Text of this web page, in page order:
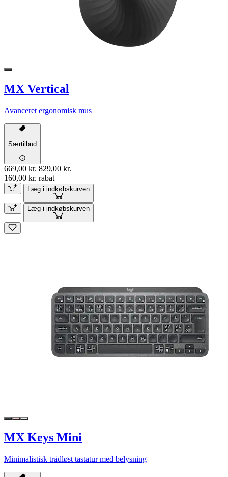
MX Vertical
Avanceret ergonomisk mus
Særtilbud
669,00 kr. 829,00 kr.
160,00 kr. rabat
Læg i indkøbskurven
Læg i indkøbskurven
MX Keys Mini
Minimalistisk trådløst tastatur med belysning